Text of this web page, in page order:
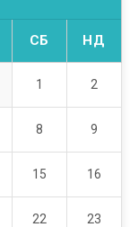
СБ НД
1 2
8 9
15 16
22 23